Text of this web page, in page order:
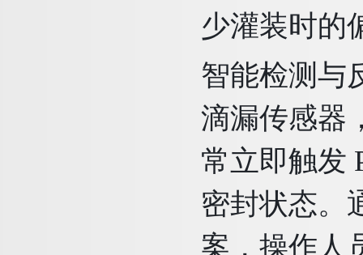
少灌装时的
智能检测与
滴漏传感器
常立即触发
密封状态。
案，操作人